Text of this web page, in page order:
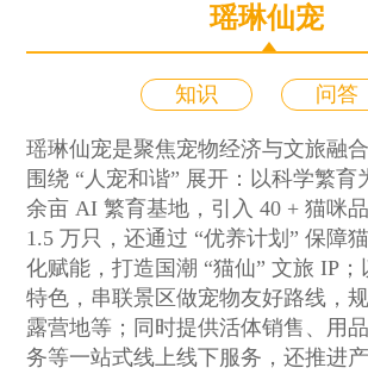
瑶琳仙宠
知识 问答
瑶琳仙宠是聚焦宠物经济与文旅融
围绕 “人宠和谐” 展开：以科学繁育
余亩 AI 繁育基地，引入 40 + 猫咪
1.5 万只，还通过 “优养计划” 保障
化赋能，打造国潮 “猫仙” 文旅 IP
特色，串联景区做宠物友好路线，
露营地等；同时提供活体销售、用
务等一站式线上线下服务，还推进